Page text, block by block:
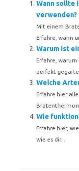
Wann sollte
verwenden?
Mit einem
Erfahre, wann
Warum ist
Erfahre,
perfekt
Welche
Erfahre hier
Wie
Erfahre hier,
wie es dir...